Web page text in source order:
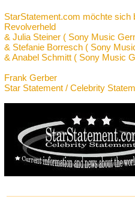
StarStatement.com möchte sich
Revolverheld
& Julia Steiner ( Sony Music
& Stefanie Borresch ( Sony
& Anabel Schmitt ( Sony Music
Frank Gerber
Star Statement / Celebrity